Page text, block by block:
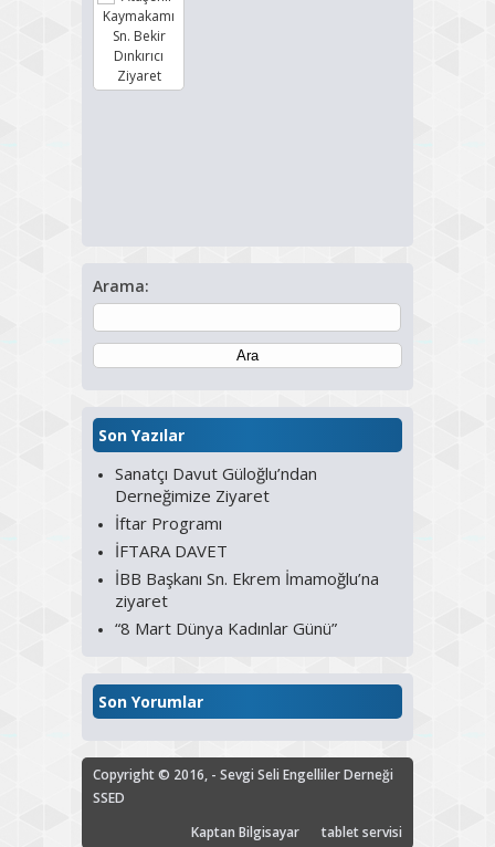
Arama:
Son Yazılar
Sanatçı Davut Güloğlu’ndan
Derneğimize Ziyaret
İftar Programı
İFTARA DAVET
İBB Başkanı Sn. Ekrem İmamoğlu’na
ziyaret
“8 Mart Dünya Kadınlar Günü”
Son Yorumlar
Copyright © 2016, - Sevgi Seli Engelliler Derneği
SSED
Kaptan Bilgisayar
tablet servisi